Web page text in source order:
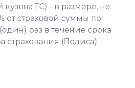
кузова ТС) - в размере, не
от страховой суммы по
раз в течение срока
страхования (Полиса)